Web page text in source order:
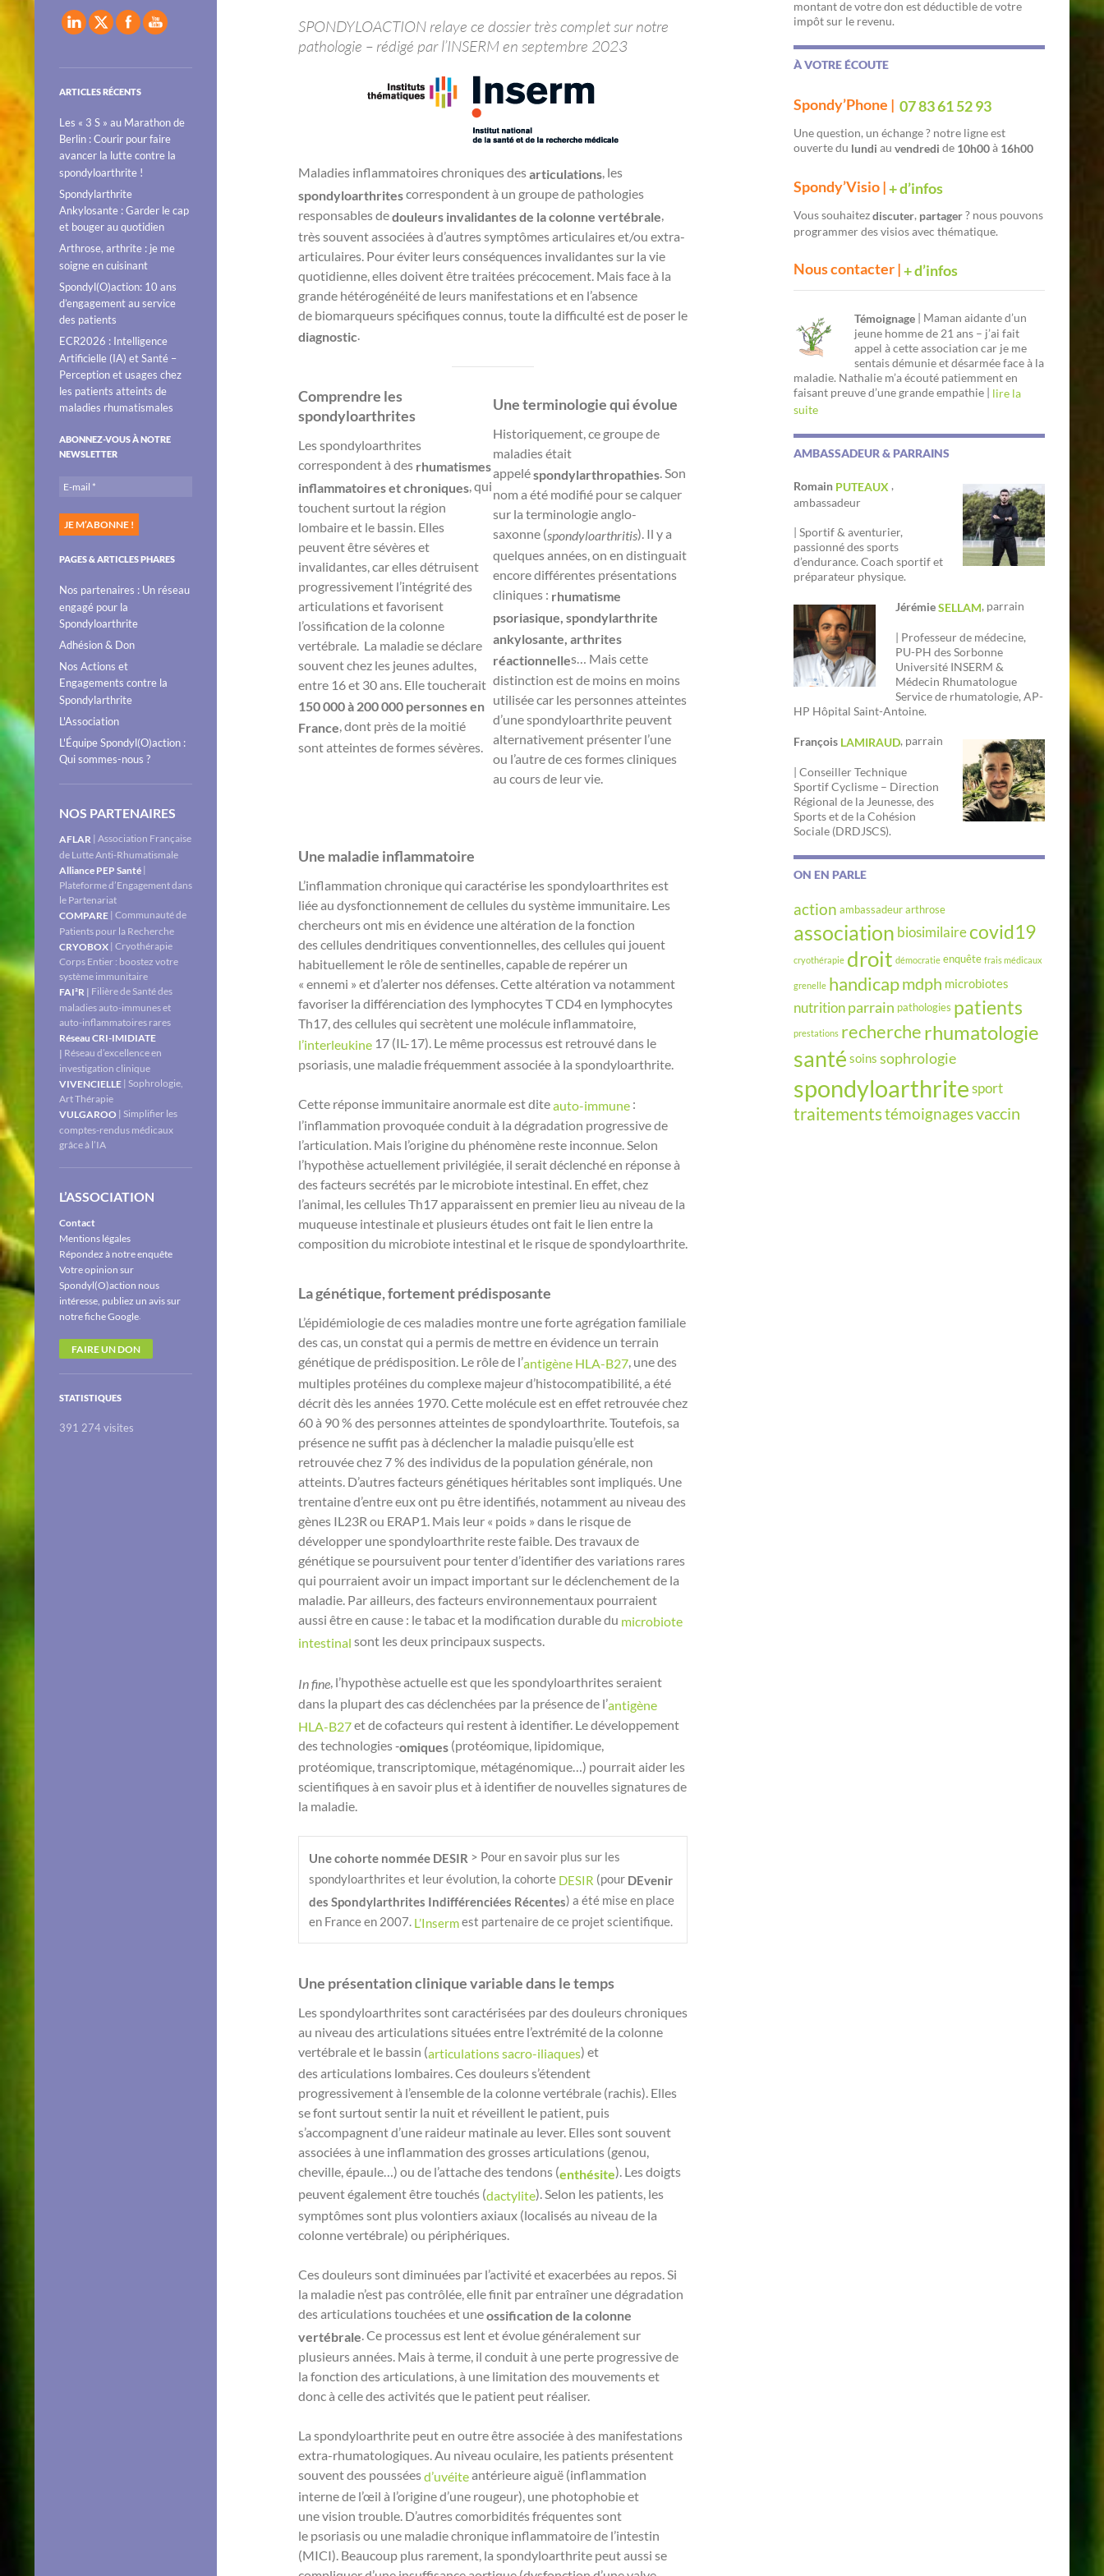
SPONDYLOACTION relaye ce dossier très complet sur notre
pathologie – rédigé par l’INSERM en septembre 2023
Maladies inflammatoires chroniques desarticulations, les
spondyloarthritescorrespondent à un groupe de pathologies
responsables dedouleurs invalidantes de la colonne vertébrale,
très souvent associées à d’autres symptômes articulaires et/ou extra-
articulaires. Pour éviter leurs conséquences invalidantes sur la vie
quotidienne, elles doivent être traitées précocement. Mais face à la
grande hétérogénéité de leurs manifestations et en l’absence
de biomarqueurs spécifiques connus, toute la difficulté est de poser le
diagnostic.
Comprendre les
spondyloarthrites
Les spondyloarthrites
correspondent à des rhumatismes
inflammatoires et chroniques, qui
touchent surtout la région
lombaire et le bassin. Elles
peuvent être sévères et
invalidantes, car elles détruisent
progressivement l’intégrité des
articulations et favorisent
l’ossification de la colonne
vertébrale. La maladie se déclare
souvent chez les jeunes adultes,
entre 16 et 30 ans. Elle toucherait
150 000 à 200 000 personnes en
France, dont près de la moitié
sont atteintes de formes sévères.
Une terminologie qui évolue
Historiquement, ce groupe de
maladies était
appeléspondylarthropathies. Son
nom a été modifié pour se calquer
sur la terminologie anglo-
saxonne (spondyloarthritis). Il y a
quelques années, on en distinguait
encore différentes présentations
cliniques : rhumatisme
psoriasique, spondylarthrite
ankylosante, arthrites
réactionnelles… Mais cette
distinction est de moins en moins
utilisée car les personnes atteintes
d’une spondyloarthrite peuvent
alternativement présenter l’une
ou l’autre de ces formes cliniques
au cours de leur vie.
Une maladie inflammatoire
L’inflammation chronique qui caractérise les spondyloarthrites est
liée au dysfonctionnement de cellules du système immunitaire. Les
chercheurs ont mis en évidence une altération de la fonction
des cellules dendritiques conventionnelles, des cellules qui jouent
habituellement le rôle de sentinelles, capable de repérer un
« ennemi » et d’alerter nos défenses. Cette altération va notamment
favoriser la différenciation des lymphocytes T CD4 en lymphocytes
Th17, des cellules qui secrètent une molécule inflammatoire,
l’interleukine 17 (IL-17). Le même processus est retrouvé dans le
psoriasis, une maladie fréquemment associée à la spondyloarthrite.
Cette réponse immunitaire anormale est diteauto-immune :
l’inflammation provoquée conduit à la dégradation progressive de
l’articulation. Mais l’origine du phénomène reste inconnue. Selon
l’hypothèse actuellement privilégiée, il serait déclenché en réponse à
des facteurs secrétés par le microbiote intestinal. En effet, chez
l’animal, les cellules Th17 apparaissent en premier lieu au niveau de la
muqueuse intestinale et plusieurs études ont fait le lien entre la
composition du microbiote intestinal et le risque de spondyloarthrite.
La génétique, fortement prédisposante
L’épidémiologie de ces maladies montre une forte agrégation familiale
des cas, un constat qui a permis de mettre en évidence un terrain
génétique de prédisposition. Le rôle de l’antigène HLA-B27 , une des
multiples protéines du complexe majeur d’histocompatibilité, a été
décrit dès les années 1970. Cette molécule est en effet retrouvée chez
60 à 90 % des personnes atteintes de spondyloarthrite. Toutefois, sa
présence ne suffit pas à déclencher la maladie puisqu’elle est
retrouvée chez 7 % des individus de la population générale, non
atteints. D’autres facteurs génétiques héritables sont impliqués. Une
trentaine d’entre eux ont pu être identifiés, notamment au niveau des
gènes IL23R ou ERAP1. Mais leur « poids » dans le risque de
développer une spondyloarthrite reste faible. Des travaux de
génétique se poursuivent pour tenter d’identifier des variations rares
qui pourraient avoir un impact important sur le déclenchement de la
maladie. Par ailleurs, des facteurs environnementaux pourraient
aussi être en cause : le tabac et la modification durable du microbiote
intestinal sont les deux principaux suspects.
In fine , l’hypothèse actuelle est que les spondyloarthrites seraient
dans la plupart des cas déclenchées par la présence de l’antigène
HLA-B27et de cofacteurs qui restent à identifier. Le développement
des technologies ‑omiques (protéomique, lipidomique,
protéomique, transcriptomique, métagénomique…) pourrait aider les
scientifiques à en savoir plus et à identifier de nouvelles signatures de
la maladie.
Une cohorte nommée DESIR > Pour en savoir plus sur les
spondyloarthrites et leur évolution, la cohorte DESIR (pour DEvenir
des Spondylarthrites Indifférenciées Récentes) a été mise en place
en France en 2007. L’Inserm est partenaire de ce projet scientifique.
Une présentation clinique variable dans le temps
Les spondyloarthrites sont caractérisées par des douleurs chroniques
au niveau des articulations situées entre l’extrémité de la colonne
vertébrale et le bassin (articulations sacro-iliaques) et
des articulations lombaires. Ces douleurs s’étendent
progressivement à l’ensemble de la colonne vertébrale (rachis). Elles
se font surtout sentir la nuit et réveillent le patient, puis
s’accompagnent d’une raideur matinale au lever. Elles sont souvent
associées à une inflammation des grosses articulations (genou,
cheville, épaule…) ou de l’attache des tendons (enthésite). Les doigts
peuvent également être touchés (dactylite). Selon les patients, les
symptômes sont plus volontiers axiaux (localisés au niveau de la
colonne vertébrale) ou périphériques.
Ces douleurs sont diminuées par l’activité et exacerbées au repos. Si
la maladie n’est pas contrôlée, elle finit par entraîner une dégradation
des articulations touchées et uneossification de la colonne
vertébrale. Ce processus est lent et évolue généralement sur
plusieurs années. Mais à terme, il conduit à une perte progressive de
la fonction des articulations, à une limitation des mouvements et
donc à celle des activités que le patient peut réaliser.
La spondyloarthrite peut en outre être associée à des manifestations
extra-rhumatologiques. Au niveau oculaire, les patients présentent
souvent des pousséesd’uvéiteantérieure aiguë (inflammation
interne de l’œil à l’origine d’une rougeur), une photophobie et
une vision trouble. D’autres comorbidités fréquentes sont
le psoriasis ou une maladie chronique inflammatoire de l’intestin
(MICI). Beaucoup plus rarement, la spondyloarthrite peut aussi se
montant de votre don est déductible de votre
impôt sur le revenu.
À VOTRE ÉCOUTE
Spondy’Phone | 07 83 61 52 93
Une question, un échange ? notre ligne est
ouverte du lundi au vendredi de 10h00à 16h00
Spondy’Visio |+ d’infos
Vous souhaitezdiscuter, partager? nous pouvons
programmer des visios avec thématique.
Nous contacter |+ d’infos
Témoignage | Maman aidante d’un
jeune homme de 21 ans – j’ai fait
appel à cette association car je me
sentais démunie et désarmée face à la
maladie. Nathalie m’a écouté patiemment en
faisant preuve d’une grande empathie | lire la
suite
AMBASSADEUR & PARRAINS
Romain PUTEAUX ,
ambassadeur
| Sportif & aventurier,
passionné des sports
d’endurance. Coach sportif et
préparateur physique.
JérémieSELLAM, parrain
| Professeur de médecine,
PU-PH des Sorbonne
Université INSERM &
Médecin Rhumatologue
Service de rhumatologie, AP-
HP Hôpital Saint-Antoine.
François LAMIRAUD, parrain
| Conseiller Technique
Sportif Cyclisme – Direction
Régional de la Jeunesse, des
Sports et de la Cohésion
Sociale (DRDJSCS).
ON EN PARLE
action ambassadeurarthrose
association biosimilairecovid19
cryothérapie droit démocratie enquête frais médicaux
grenelle handicapmdph microbiotes
nutritionparrain pathologies patients
prestations rechercherhumatologie
santé soins sophrologie
spondyloarthritesport
traitementstémoignagesvaccin
ARTICLES RÉCENTS
Les « 3 S » au Marathon de
Berlin : Courir pour faire
avancer la lutte contre la
spondyloarthrite !
Spondylarthrite
Ankylosante : Garder le cap
et bouger au quotidien
Arthrose, arthrite : je me
soigne en cuisinant
Spondyl(O)action: 10 ans
d’engagement au service
des patients
ECR2026 : Intelligence
Artificielle (IA) et Santé –
Perception et usages chez
les patients atteints de
maladies rhumatismales
ABONNEZ-VOUS À NOTRE
NEWSLETTER
PAGES & ARTICLES PHARES
Nos partenaires : Un réseau
engagé pour la
Spondyloarthrite
Adhésion & Don
Nos Actions et
Engagements contre la
Spondylarthrite
L'Association
L'Équipe Spondyl(O)action :
Qui sommes-nous ?
NOS PARTENAIRES
AFLAR | Association Française
de Lutte Anti-Rhumatismale
Alliance PEP Santé |
Plateforme d’Engagement dans
le Partenariat
COMPARE | Communauté de
Patients pour la Recherche
CRYOBOX | Cryothérapie
Corps Entier : boostez votre
système immunitaire
FAI²R | Filière de Santé des
maladies auto-immunes et
auto-inflammatoires rares
Réseau CRI-IMIDIATE
| Réseau d’excellence en
investigation clinique
VIVENCIELLE | Sophrologie,
Art Thérapie
VULGAROO | Simplifier les
comptes-rendus médicaux
grâce à l’IA
L’ASSOCIATION
Contact
Mentions légales
Répondez à notre enquête
Votre opinion sur
Spondyl(O)action nous
intéresse, publiez un avis sur
notre fiche Google.
FAIRE UN DON
STATISTIQUES
391 274 visites